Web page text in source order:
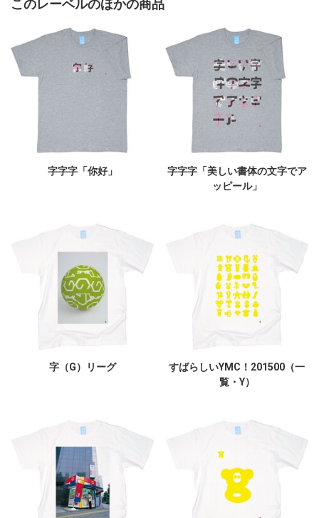
このレーベルのほかの商品
字字字「你好」
字字字「美しい書体の文字でア
ッピール」
字（G）リーグ
すばらしいYMC！201500（一
覧・Y）